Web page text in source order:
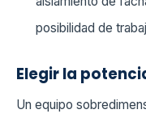
posibilidad de
Elegir la
Un equipo